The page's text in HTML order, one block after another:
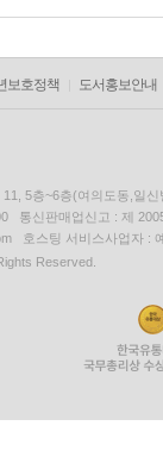
보호정책 도서홍보안내
5층~6층(여의도동,일신
통신판매업신고 : 제
호스팅 서비스사업자 :
Reserved.